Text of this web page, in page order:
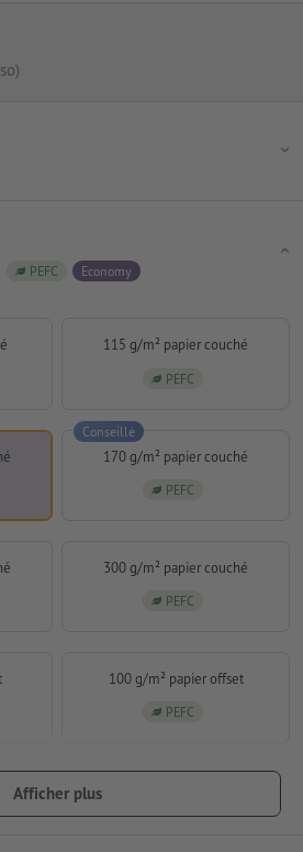
PEFC Economy
115 g/m² papier couché
PEFC
170 g/m² papier couché
PEFC
Conseillé
300 g/m² papier couché
PEFC
100 g/m² papier offset
PEFC
Afficher plus